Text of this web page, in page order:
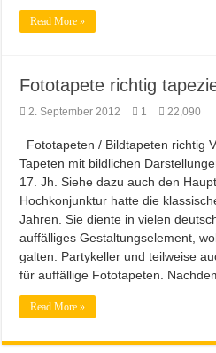
Read More »
Fototapete richtig
2. September 2012 1 22,090
Fototapeten / Bildtapeten richtig
Tapeten mit bildlichen
17. Jh. Siehe dazu auch den
Hochkonjunktur hatte die
Jahren. Sie diente in vielen
auffälliges Gestaltungselement,
galten. Partykeller und teilweise
für auffällige Fototapeten.
Read More »